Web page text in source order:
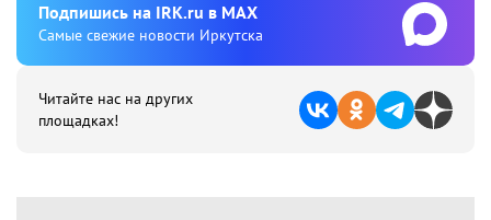
Подпишиcь на IRK.ru в MAX
Cамые свежие новости Иркутска
Читайте нас на других
площадках!